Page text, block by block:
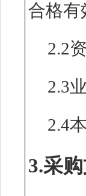
合格有
2.2
2.3
2.4
3.采